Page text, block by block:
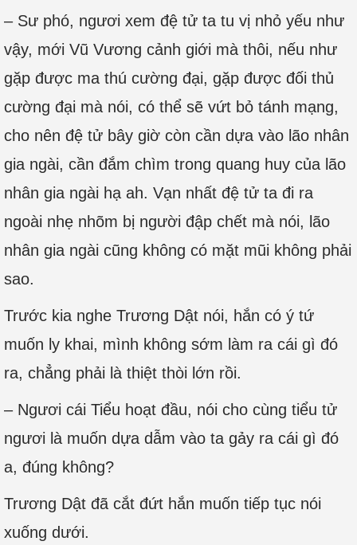
– Sư phó, ngươi xem đệ tử ta tu vị nhỏ yếu như
vậy, mới Vũ Vương cảnh giới mà thôi, nếu như
gặp được ma thú cường đại, gặp được đối thủ
cường đại mà nói, có thể sẽ vứt bỏ tánh mạng,
cho nên đệ tử bây giờ còn cần dựa vào lão nhân
gia ngài, cần đắm chìm trong quang huy của lão
nhân gia ngài hạ ah. Vạn nhất đệ tử ta đi ra
ngoài nhẹ nhõm bị người đập chết mà nói, lão
nhân gia ngài cũng không có mặt mũi không phải
sao.
Trước kia nghe Trương Dật nói, hắn có ý tứ
muốn ly khai, mình không sớm làm ra cái gì đó
ra, chẳng phải là thiệt thòi lớn rồi.
– Ngươi cái Tiểu hoạt đầu, nói cho cùng tiểu tử
ngươi là muốn dựa dẫm vào ta gảy ra cái gì đó
a, đúng không?
Trương Dật đã cắt đứt hắn muốn tiếp tục nói
xuống dưới.